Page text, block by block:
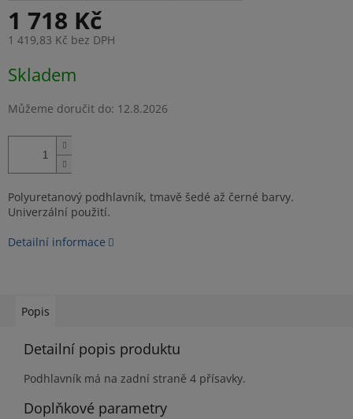
1 718 Kč
1 419,83 Kč bez DPH
cena:
Skladem
Můžeme doručit do: 12.8.2026
Polyuretanový podhlavník, tmavě šedé až černé barvy.
Univerzální použití.
Detailní informace
Popis
Detailní popis produktu
Podhlavník má na zadní straně 4 přísavky.
Doplňkové parametry